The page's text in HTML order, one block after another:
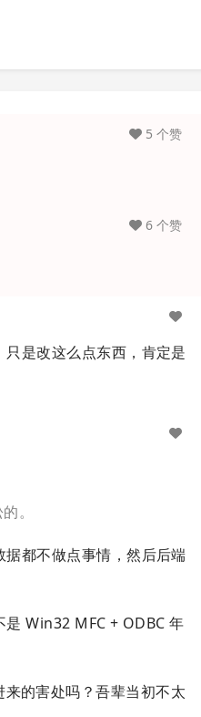
5 个赞
6 个赞
是改这么点东西，肯定是
。
都不做点事情，然后后端
Win32 MFC + ODBC 年
的害处吗？吾辈当初不太